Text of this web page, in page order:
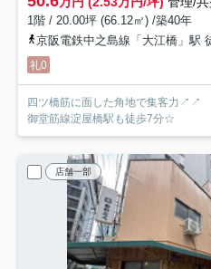
1階 / 20.00坪 (66.12㎡) /築40年
京阪電鉄中之島線「大江橋」駅
礼0
四ツ橋筋に面した角地で集客力↗↗
御堂筋線淀屋橋駅も徒歩7分☆
店舗一部